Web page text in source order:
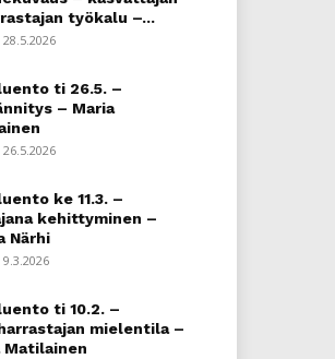
työkalu –...
28.5.2026
ti 26.5. –
– Maria
26.5.2026
ke 11.3. –
kehittyminen –
Närhi
9.3.2026
ti 10.2. –
mielentila –
Matilainen